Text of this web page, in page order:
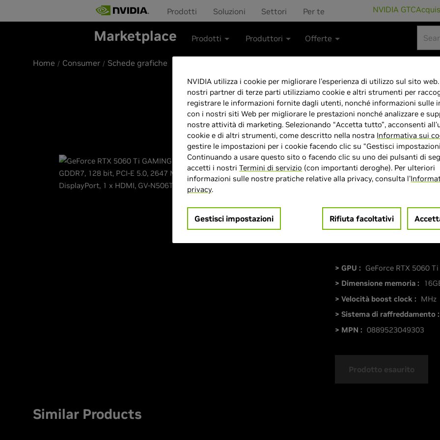
Prodotti Soluzioni Settori Per te NVIDIA GTC
Marketplace Prodotti Produttori Offerte
Home Consumer Schede grafiche
GeForce RTX
Scheda Grafica
PCI-E 5.0,
DisplayPort, 1
OC-16GD
> GPU : GeForce RTX 5060 Ti
> Dimensione memoria :
> Velocità boost clock : MHz
> Sistema di raffreddamento :
> MPN : 0889523049303
Prodotto esaurito
Similar Products
NVIDIA utilizza i cookie per migliorare l'esperienza di utilizzo sul sito
nostri partner di terze parti utilizziamo cookie e altri strumenti per
registrare le informazioni fornite dagli utenti, nonché informazioni sulle
con i nostri siti Web per migliorare le prestazioni nonché analizzare e
nostre attività di marketing. Selezionando “Accetta tutto”, acconsenti
cookie e di altri strumenti, come descritto nella nostra Informativa sui
gestire le impostazioni per i cookie facendo clic su “Gestisci
Continuando a usare questo sito o facendo clic su uno dei pulsanti di
accetti i nostriTermini di servizio (con importanti deroghe). Per ulteriori
informazioni sulle nostre pratiche relative alla privacy, consulta l'
privacy.
Gestisci impostazioni Rifiuta facoltativi